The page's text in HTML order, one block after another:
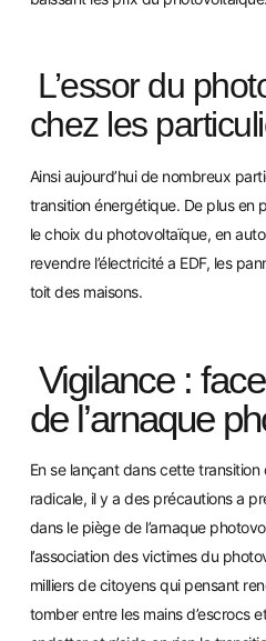
L’essor du
chez les
Ainsi aujourd’hui de nombreux
transition énergétique. De plus en
le choix du photovoltaïque, en
revendre l’électricité a EDF, les
toit des maisons.
Vigilance :
de l’arnaque
En se lançant dans cette
radicale, il y a des précautions a
dans le piège de l’arnaque
l’association des victimes du
milliers de citoyens qui pensant
tomber entre lesmains d’escrocs